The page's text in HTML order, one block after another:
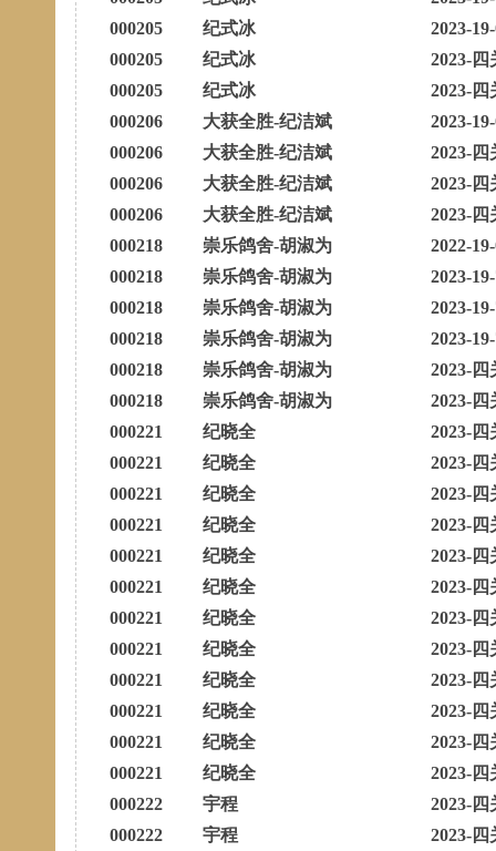
000205
纪式冰
2023-
000205
纪式冰
2023-四
000205
纪式冰
2023-四
000206
大获全胜-纪洁斌
2023-
000206
大获全胜-纪洁斌
2023-四
000206
大获全胜-纪洁斌
2023-四
000206
大获全胜-纪洁斌
2023-四
000218
崇乐鸽舍-胡淑为
2022-
000218
崇乐鸽舍-胡淑为
2023-
000218
崇乐鸽舍-胡淑为
2023-
000218
崇乐鸽舍-胡淑为
2023-
000218
崇乐鸽舍-胡淑为
2023-四
000218
崇乐鸽舍-胡淑为
2023-四
000221
纪晓全
2023-四
000221
纪晓全
2023-四
000221
纪晓全
2023-四
000221
纪晓全
2023-四
000221
纪晓全
2023-四
000221
纪晓全
2023-四
000221
纪晓全
2023-四
000221
纪晓全
2023-四
000221
纪晓全
2023-四
000221
纪晓全
2023-四
000221
纪晓全
2023-四
000221
纪晓全
2023-四
000222
宇程
2023-四
000222
宇程
2023-四